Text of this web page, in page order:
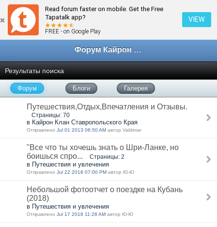
Read forum faster on mobile. Get the Free
Tapatalk app?
FREE - on Google Play
VIEW
Форум Кайрон клана
Результаты поиска
Форум Блоги Галерея
Путешествия,Отдых,Впечатления и Отзывы.
Страницы: 70
в Кайрон Клан Ставропольского Края
Отправлено Jul 01 2013 06:50 AM автор Valdimar
"Все что ты хочешь знать о Шри-Ланке, но
боишься спро...
Страницы: 2
в Путешествия и увлечения
Отправлено Jul 22 2018 07:00 PM автор Ю-Ю
Небольшой фотоотчет о поездке на Кубань
(2018)
в Путешествия и увлечения
Отправлено Jul 17 2018 11:28 AM автор Ю-Ю